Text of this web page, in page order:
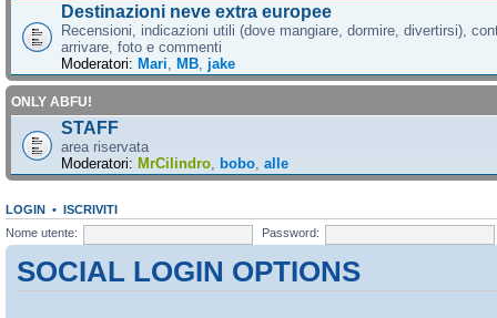
Destinazioni neve extra europee
Recensioni, indicazioni utili (dove mangiare, dormire, divertirsi),
arrivare, foto e commenti
Moderatori: Mari MB jake
ONLY ABFU!
STAFF
area riservata
Moderatori: MrCilindro bobo alle
LOGIN • ISCRIVITI
Nome utente:
Password:
SOCIAL LOGIN OPTIONS